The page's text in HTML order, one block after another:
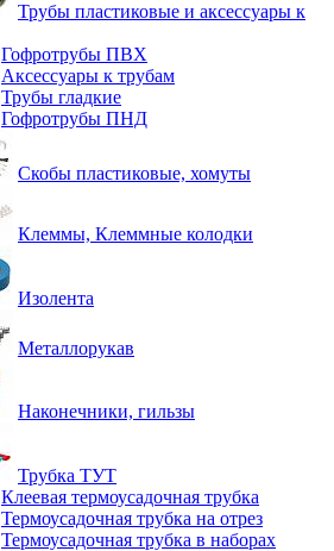
Трубы пластиковые и аксессуары к
Гофротрубы ПВХ
Аксессуары к трубам
Трубы гладкие
Гофротрубы ПНД
Скобы пластиковые, хомуты
Клеммы, Клеммные колодки
Изолента
Металлорукав
Наконечники, гильзы
Трубка ТУТ
Клеевая термоусадочная трубка
Термоусадочная трубка на отрез
Термоусадочная трубка в наборах